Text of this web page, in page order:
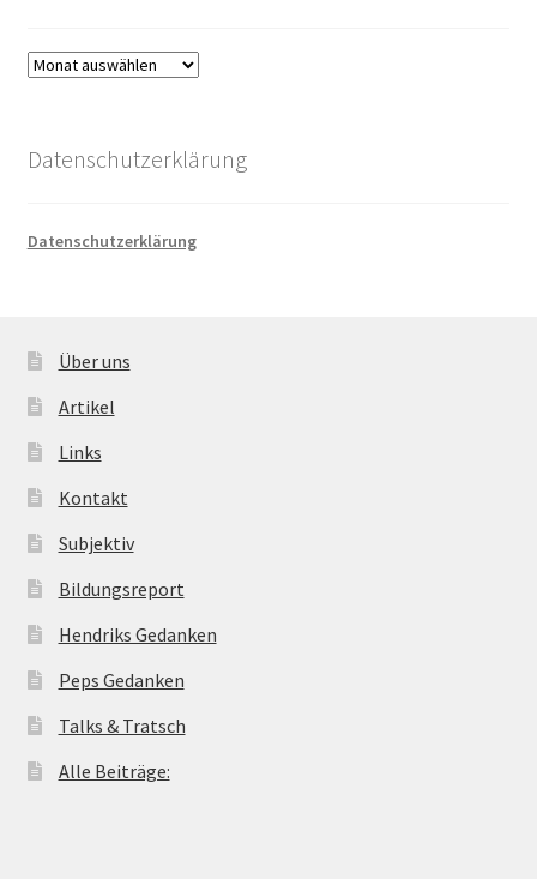
Archiv
Datenschutzerklärung
Datenschutzerklärung
Über uns
Artikel
Links
Kontakt
Subjektiv
Bildungsreport
Hendriks Gedanken
Peps Gedanken
Talks & Tratsch
Alle Beiträge: